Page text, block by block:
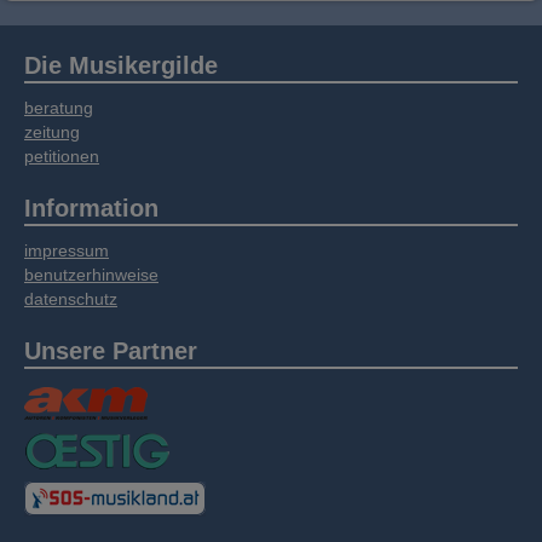
Die Musikergilde
beratung
zeitung
petitionen
Information
impressum
benutzerhinweise
datenschutz
Unsere Partner